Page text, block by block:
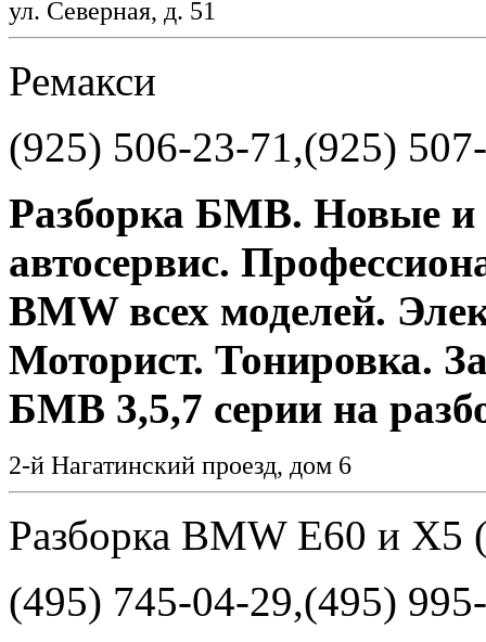
ул. Северная, д. 51
Ремакси
(925) 506-23-71,(925)
Разборка БМВ. Новые и
автосервис.
BMW всех моделей.
Моторист. Тонировка.
БМВ 3,5,7 серии на
2-й Нагатинский проезд, дом 6
Разборка BMW E60 и
(495) 745-04-29,(495)